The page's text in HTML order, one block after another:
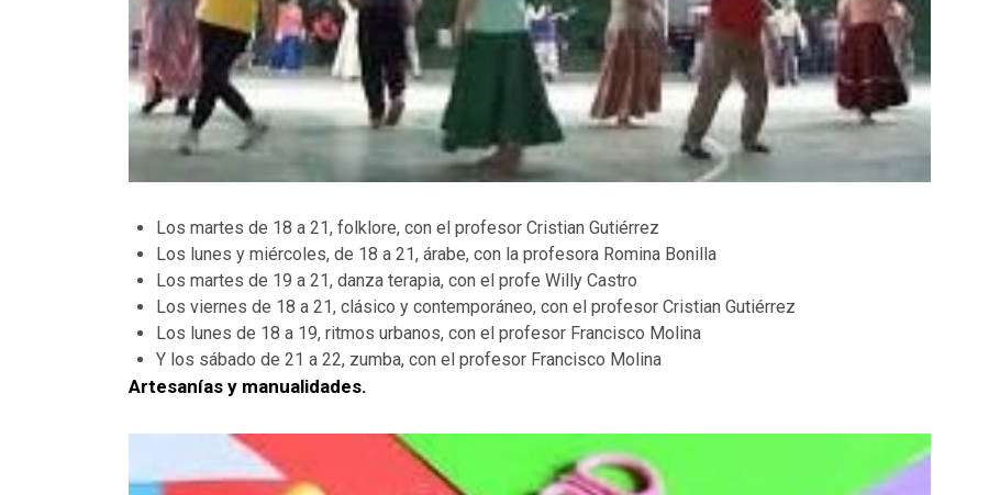
Los martes de 18 a 21, folklore, con el profesor Cristian Gutiérrez
Los lunes y miércoles, de 18 a 21, árabe, con la profesora Romina Bonilla
Los martes de 19 a 21, danza terapia, con el profe Willy Castro
Los viernes de 18 a 21, clásico y contemporáneo, con el profesor Cristian Gutiérrez
Los lunes de 18 a 19, ritmos urbanos, con el profesor Francisco Molina
Y los sábado de 21 a 22, zumba, con el profesor Francisco Molina
Artesanías y manualidades.